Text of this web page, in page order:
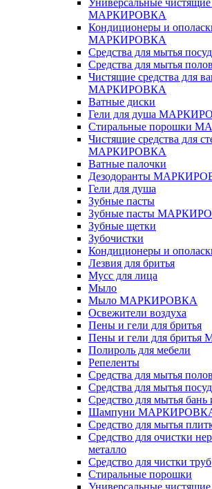
Универсальные чистящие
МАРКИРОВКА
Кондиционеры и
МАРКИРОВКА
Средства для мытья
Средства для мытья
Чистящие средства для
МАРКИРОВКА
Ватные диски
Гели для душа
Стиральные порошки
Чистящие средства для
МАРКИРОВКА
Ватные палочки
Дезодоранты
Гели для душа
Зубные пасты
Зубные пасты
Зубные щетки
Зубочистки
Кондиционеры и
Лезвия для бритья
Мусс для лица
Мыло
Мыло МАРКИРОВКА
Освежители воздуха
Пены и гели для бритья
Пены и гели для
Полироль для мебели
Репеленты
Средства для мытья полов
Средства для мытья
Средство для мытья бань
Шампуни
Средство для мытья
Средство для очистки
металло
Средство для чистки труб
Стиральные порошки
Универсальные чистящие